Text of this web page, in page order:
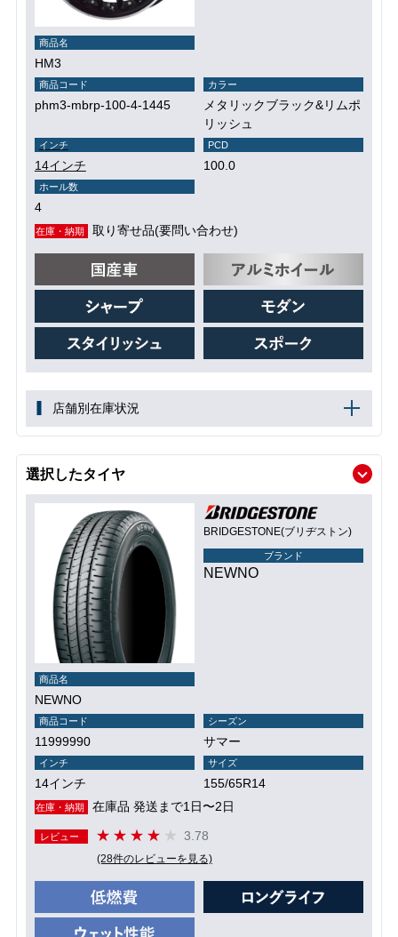
商品名
HM3
商品コード
phm3-mbrp-100-4-1445
カラー
メタリックブラック&リムポ
リッシュ
インチ
14インチ
PCD
100.0
ホール数
4
在庫・納期 取り寄せ品(要問い合わせ)
店舗別在庫状況
選択したタイヤ
BRIDGESTONE(ブリヂストン)
ブランド
NEWNO
商品名
NEWNO
商品コード
11999990
シーズン
サマー
インチ
14インチ
サイズ
155/65R14
在庫・納期 在庫品 発送まで1日〜2日
レビュー 3.78
(28件のレビューを見る)